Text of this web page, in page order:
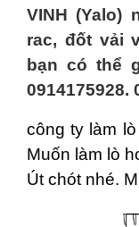
VINH (Yalo)
rac, đốt vải
bạn có thể
0914175928.
công ty làm
Muốn làm lò
Út chót nhé.